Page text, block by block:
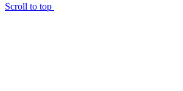
Scroll to top